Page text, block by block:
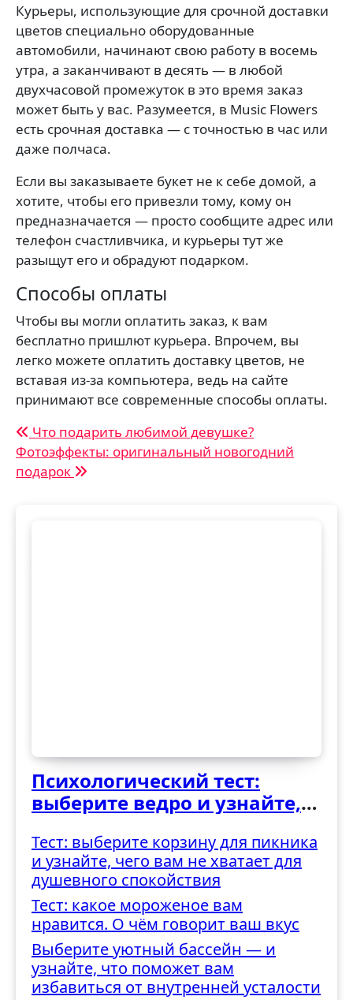
Курьеры, использующие для срочной доставки
цветов специально оборудованные
автомобили, начинают свою работу в восемь
утра, а заканчивают в десять — в любой
двухчасовой промежуток в это время заказ
может быть у вас. Разумеется, в Music Flowers
есть срочная доставка — с точностью в час или
даже полчаса.
Если вы заказываете букет не к себе домой, а
хотите, чтобы его привезли тому, кому он
предназначается — просто сообщите адрес или
телефон счастливчика, и курьеры тут же
разыщут его и обрадуют подарком.
Способы оплаты
Чтобы вы могли оплатить заказ, к вам
бесплатно пришлют курьера. Впрочем, вы
легко можете оплатить доставку цветов, не
вставая из-за компьютера, ведь на сайте
принимают все современные способы оплаты.
Навигация
по
записям
Что подарить любимой девушке?
Фотоэффекты: оригинальный новогодний
подарок
Психологический тест:
выберите ведро и узнайте,
трудностями
Тест: выберите корзину для пикника
и узнайте, чего вам не хватает для
душевного спокойствия
Тест: какое мороженое вам
нравится. О чём говорит ваш вкус
Выберите уютный бассейн — и
узнайте, что поможет вам
избавиться от внутренней усталости